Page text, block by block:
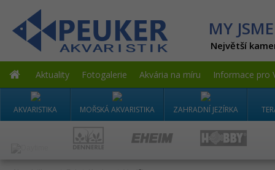
MY
Největší
Aktuality Fotogalerie Akvária na míru Informace pro
AKVARISTIKA MOŘSKÁ AKVARISTIKA ZAHRADNÍ JEZÍRKA